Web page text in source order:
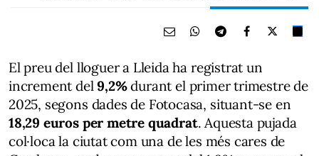
El preu del lloguer a Lleida ha registrat un
increment del9,2%durant el primer trimestre de
2025, segons dades de Fotocasa, situant-se en
18,29 euros per metre quadrat. Aquesta pujada
col·loca la ciutat com una de les més cares de